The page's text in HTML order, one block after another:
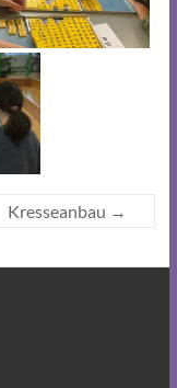
Kresseanbau →